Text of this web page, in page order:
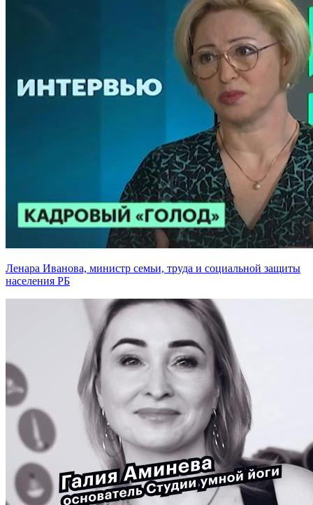
Ленара Иванова, министр семьи, труда и социальной защиты
населения РБ